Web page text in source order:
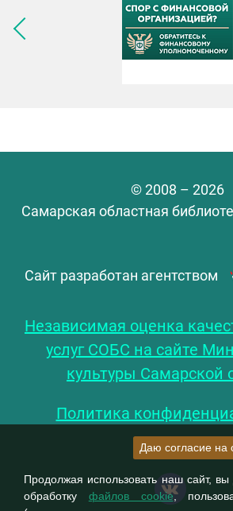
Следующее изображение
© 2008 – 2026
Самарская областная
Сайт разработан агентством
Независимая оценка
услуг СОБС на сайте
культуры Самарской
Политика
Даю согласие на
Продолжая использовать наш сайт, вы
обработку файлов cookie,